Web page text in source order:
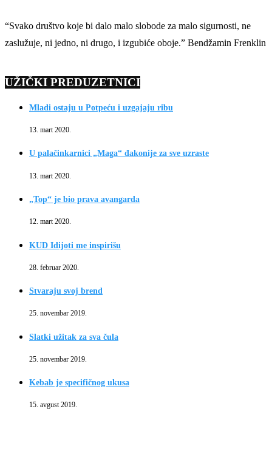
“Svako društvo koje bi dalo malo slobode za malo sigurnosti, ne
zaslužuje, ni jedno, ni drugo, i izgubiće oboje.” Bendžamin Frenklin
UŽIČKI PREDUZETNICI
Mladi ostaju u Potpeću i uzgajaju ribu
13. mart 2020.
U palačinkarnici „Maga“ đakonije za sve uzraste
13. mart 2020.
„Top“ je bio prava avangarda
12. mart 2020.
KUD Idijoti me inspirišu
28. februar 2020.
Stvaraju svoj brend
25. novembar 2019.
Slatki užitak za sva čula
25. novembar 2019.
Kebab je specifičnog ukusa
15. avgust 2019.